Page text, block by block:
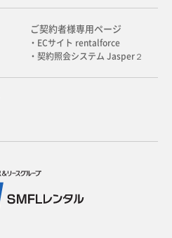
ご契約者様専用ページ
・ECサイト rentalforce
・契約照会システム Jasper２